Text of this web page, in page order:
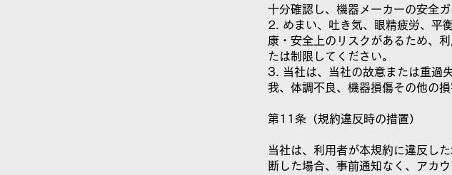
十分確認し、機器メーカーの安全
2. めまい、吐き気、眼精疲労、平
康・安全上のリスクがあるため、
たは制限してください。
3. 当社は、当社の故意または重過
我、体調不良、機器損傷その他の
第11条（規約違反時の措置）
当社は、利用者が本規約に違反し
断した場合、事前通知なく、アカ